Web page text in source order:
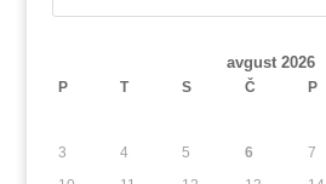
avgust 2026
P T S Č P
3
4 5 6 7